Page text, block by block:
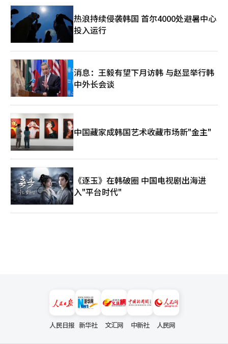
热浪持续侵袭韩国 首尔4000处避暑中心
投入运行
消息：王毅有望下月访韩 与赵显举行韩
中外长会谈
中国藏家成韩国艺术收藏市场新"金主"
《逐玉》在韩破圈 中国电视剧出海进
入"平台时代"
人民日报 新华社 文汇网 中新社 人民网